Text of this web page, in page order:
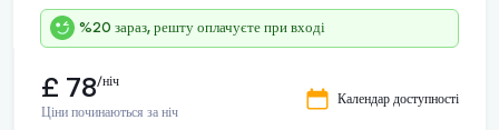
%20 зараз, решту оплачуєте при вході
£ 78/ніч
Ціни починаються за ніч
Календар доступності